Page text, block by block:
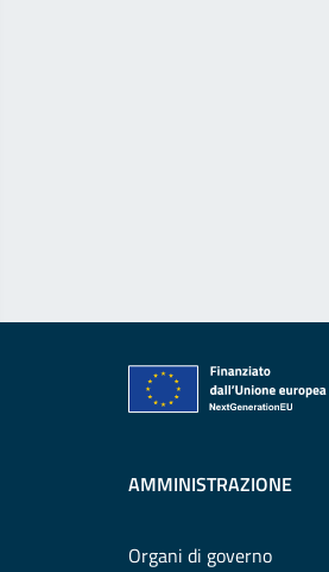
AMMINISTRAZIONE
Organi di governo